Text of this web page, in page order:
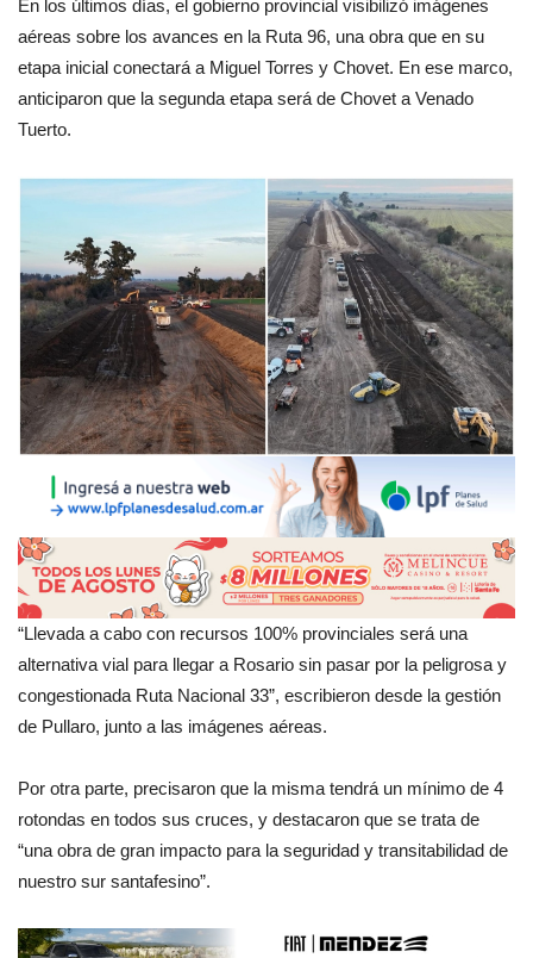
En los últimos días, el gobierno provincial visibilizó imágenes
aéreas sobre los avances en la Ruta 96, una obra que en su
etapa inicial conectará a Miguel Torres y Chovet. En ese marco,
anticiparon que la segunda etapa será de Chovet a Venado
Tuerto.
“Llevada a cabo con recursos 100% provinciales será una
alternativa vial para llegar a Rosario sin pasar por la peligrosa y
congestionada Ruta Nacional 33”, escribieron desde la gestión
de Pullaro, junto a las imágenes aéreas.
Por otra parte, precisaron que la misma tendrá un mínimo de 4
rotondas en todos sus cruces, y destacaron que se trata de
“una obra de gran impacto para la seguridad y transitabilidad de
nuestro sur santafesino”.